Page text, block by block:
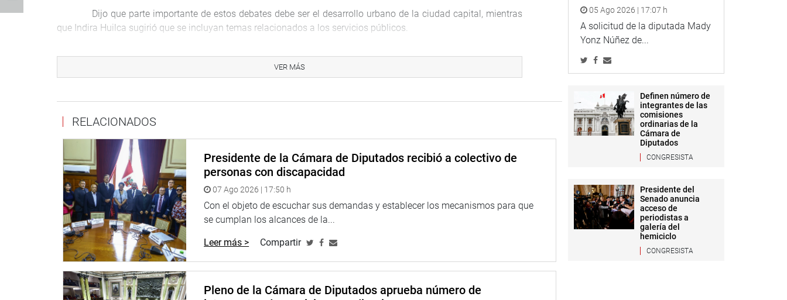
Dijo que parte importante de estos debates debe ser el desarrollo urbano de la ciudad capital, mientras
que Indira Huilca sugirió que se incluyan temas relacionados a los servicios públicos.
Marisa Glave insistió en la necesidad de invitar a los congresistas de Lima y que acuda el que desee hacerlo.
transporte público, diagnóstico que debería sea considerado en el debate con el alcalde de Lima.
En las intervenciones, los congresistas Marisa Glave (titulación y transporte privado), Jorge Del Castillo
(seguridad ciudadana), Carlos Bruce (desarrollo urbano), García Belaunde y otros, se refirieron a los problemas
principales que atraviesa Lima y a los cuales se les debe dar prioridad.
Expresaron su acuerdo en que el directorio de Sedapal lo integre un representante de la alcaldía
Metropolitano.
Posteriormente, los congresistas y el alcalde metropolitano declararon a la prensa en el Hall de los Pasos
Perdidos. Allí, Muñoz Wells anunció que se está pensando modificar el Código Penal para aplicar penas severas
a los transportistas contumaces por haber cometido delitos (y por excesos de papeletas).
convierte en un caos el tránsito vehicular limeño causando muertes, accidentes y choques de gran magnitud, por
lo que es necesario ponerle freno.
VER MÁS
RELACIONADOS
Presidente de la Cámara de Diputados recibió a colectivo de
personas con discapacidad
07 Ago 2026 | 17:50 h
Con el objeto de escuchar sus demandas y establecer los mecanismos para que
se cumplan los alcances de la...
Leer más > Compartir
Pleno de la Cámara de Diputados aprueba número de
05 Ago 2026 | 17:07 h
A solicitud de la diputada Mady
Yonz Núñez de...
Definen número de
integrantes de las
comisiones
ordinarias de la
Cámara de
Diputados
CONGRESISTA
Presidente del
Senado anuncia
acceso de
periodistas a
galería del
hemiciclo
CONGRESISTA